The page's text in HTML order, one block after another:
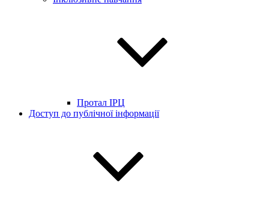
Протал ІРЦ
Доступ до публічної інформації